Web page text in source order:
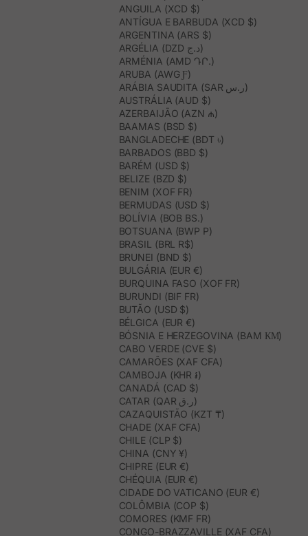
ANGUILA (XCD $)
ANTÍGUA E BARBUDA (XCD $)
ARGENTINA (ARS $)
ARGÉLIA (DZD د.ج)
ARMÉNIA (AMD ԴՐ.)
ARUBA (AWG Ƒ)
ARÁBIA SAUDITA (SAR ر.س)
AUSTRÁLIA (AUD $)
AZERBAIJÃO (AZN ₼)
BAAMAS (BSD $)
BANGLADECHE (BDT ৳)
BARBADOS (BBD $)
BARÉM (USD $)
BELIZE (BZD $)
BENIM (XOF FR)
BERMUDAS (USD $)
BOLÍVIA (BOB BS.)
BOTSUANA (BWP P)
BRASIL (BRL R$)
BRUNEI (BND $)
BULGÁRIA (EUR €)
BURQUINA FASO (XOF FR)
BURUNDI (BIF FR)
BUTÃO (USD $)
BÉLGICA (EUR €)
BÓSNIA E HERZEGOVINA (BAM КМ)
CABO VERDE (CVE $)
CAMARÕES (XAF CFA)
CAMBOJA (KHR ៛)
CANADÁ (CAD $)
CATAR (QAR ر.ق)
CAZAQUISTÃO (KZT ₸)
CHADE (XAF CFA)
CHILE (CLP $)
CHINA (CNY ¥)
CHIPRE (EUR €)
CHÉQUIA (EUR €)
CIDADE DO VATICANO (EUR €)
COLÔMBIA (COP $)
COMORES (KMF FR)
CONGO-BRAZZAVILLE (XAF CFA)